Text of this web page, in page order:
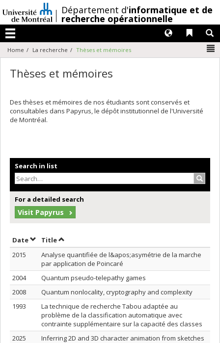
au
contenu
/Département d'informatique et de
recherche opérationnelle
Menu
Liens
Langues
Home La recherche Thèses et mémoires
Thèses et mémoires
Des thèses et mémoires de nos étudiants sont conservés et
consultables dans Papyrus, le dépôt institutionnel de l'Université
de Montréal.
Search in list
For a detailed search
Visit Papyrus
DateSort by date in ascending order
TitleSort by title in ascending order
2015
Analyse quantifiée de l&apos;asymétrie de la marche
par application de Poincaré
2004
Quantum pseudo-telepathy games
2008
Quantum nonlocality, cryptography and complexity
1993
La technique de recherche Tabou adaptée au
problème de la classification automatique avec
contrainte supplémentaire sur la capacité des classes
2025
Inferring 2D and 3D character animation from sketches